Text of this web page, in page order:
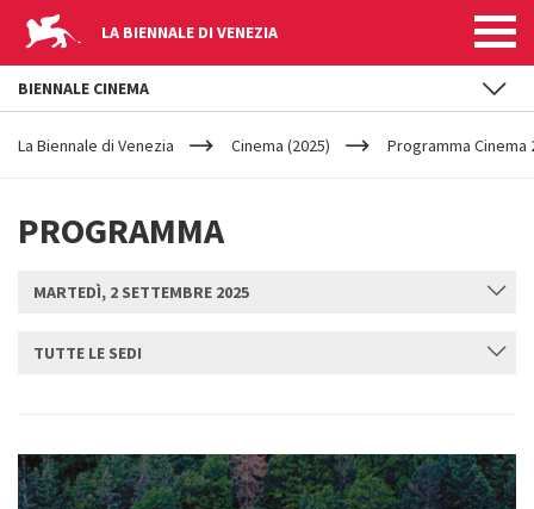
LA BIENNALE DI VENEZIA
YOUR
ARE
La Biennale di Venezia Cinema (2025) Programma Cinema
PROGRAMMA
MARTEDÌ, 2 SETTEMBRE 2025
TUTTE LE SEDI
BIENNALE CINEMA